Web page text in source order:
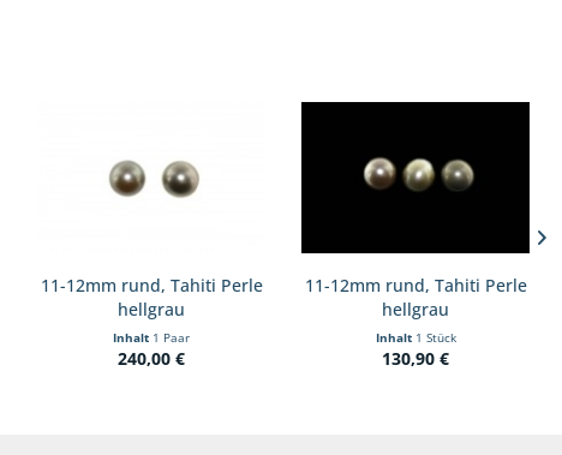
11-12mm rund, Tahiti Perle
hellgrau
Inhalt 1 Paar
240,00 €
11-12mm rund, Tahiti Perle
hellgrau
Inhalt 1 Stück
130,90 €